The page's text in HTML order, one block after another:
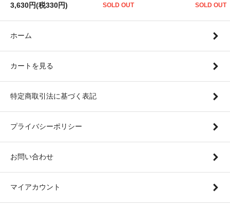
3,630円(税330円)
SOLD OUT
SOLD OUT
ホーム
カートを見る
特定商取引法に基づく表記
プライバシーポリシー
お問い合わせ
マイアカウント